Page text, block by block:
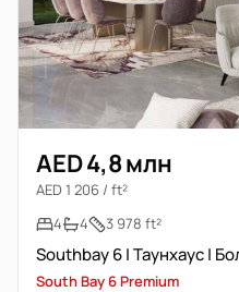
AED 4,8 млн
AED 1 206 / ft²
4
4 3 978 ft²
Southbay 6 | Таунхаус |
South Bay 6 Premium